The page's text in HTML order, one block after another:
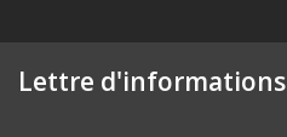
Lettre d'informations